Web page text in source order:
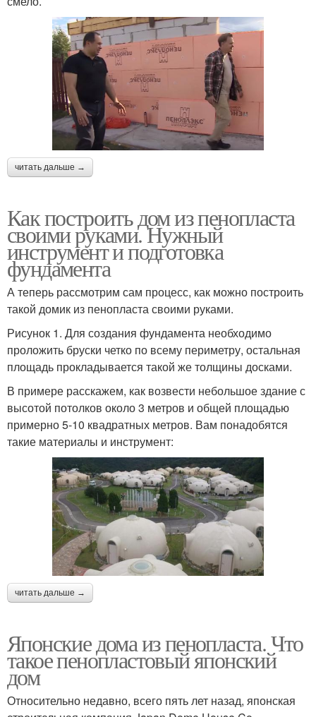
читать дальше →
Как построить дом из пенопласта
своими руками. Нужный
инструмент и подготовка
фундамента
А теперь рассмотрим сам процесс, как можно построить
такой домик из пенопласта своими руками.
Рисунок 1. Для создания фундамента необходимо
проложить бруски четко по всему периметру, остальная
площадь прокладывается такой же толщины досками.
В примере расскажем, как возвести небольшое здание с
высотой потолков около 3 метров и общей площадью
примерно 5-10 квадратных метров. Вам понадобятся
такие материалы и инструмент:
читать дальше →
Японские дома из пенопласта. Что
такое пенопластовый японский
дом
Относительно недавно, всего пять лет назад, японская